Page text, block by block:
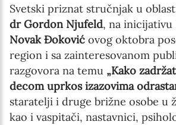
Svetski priznat stručnjak u
dr Gordon Njufeld, na inicijativu
Novak Đoković ovog oktobra
region i sa zainteresovanom
razgovora na temu „Kako
decom uprkos izazovima
staratelji i druge brižne osobe u
kao i vaspitači, nastavnici,